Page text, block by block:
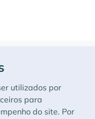
utilizados por
para
do site. Por
que em caso de litigio, os
de Informação e